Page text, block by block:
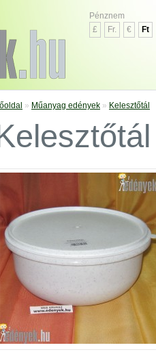
Pénznem
£
Fr. € Ft
» Műanyag edények » Kelesztőtál